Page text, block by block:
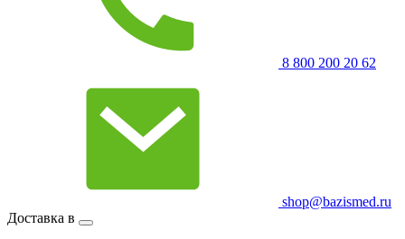
8 800 200 20 62
shop@bazismed.ru
Доставка в